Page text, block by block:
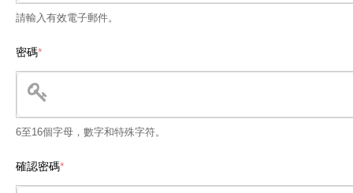
請輸入有效電子郵件。
密碼*
6至16個字母，數字和特殊字符。
確認密碼*